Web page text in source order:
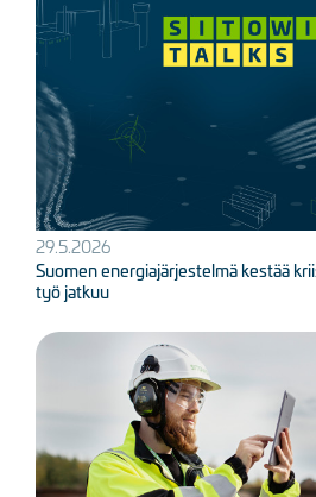
29.5.2026
Suomen energiajärjestelmä kestää
työ jatkuu
Kuva